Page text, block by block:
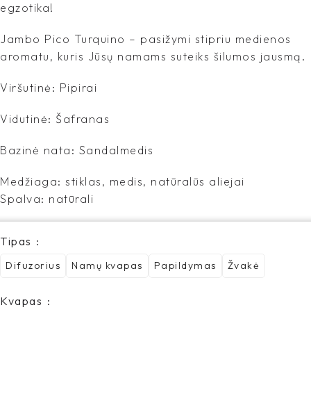
egzotika!
Jambo Pico Turquino – pasižymi stipriu medienos
aromatu, kuris Jūsų namams suteiks šilumos jausmą.
Viršutinė: Pipirai
Vidutinė: Šafranas
Bazinė nata: Sandalmedis
Medžiaga: stiklas, medis, natūralūs aliejai
Spalva: natūrali
Tipas
Difuzorius Namų kvapas Papildymas Žvakė
Kvapas